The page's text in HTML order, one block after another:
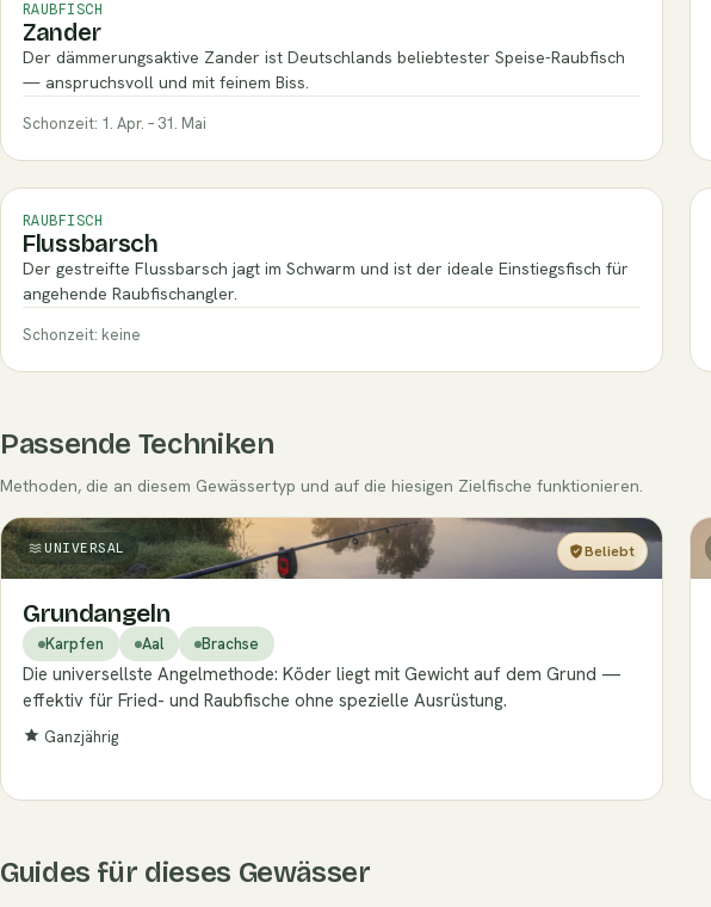
RAUBFISCH
Zander
Der dämmerungsaktive Zander ist Deutschlands beliebtester Speise-Raubfisch
— anspruchsvoll und mit feinem Biss.
Schonzeit: 1. Apr. – 31. Mai
RAUBFISCH
Flussbarsch
Der gestreifte Flussbarsch jagt im Schwarm und ist der ideale Einstiegsfisch für
angehende Raubfischangler.
Schonzeit: keine
Passende Techniken
Methoden, die an diesem Gewässertyp und auf die hiesigen Zielfische funktionieren.
UNIVERSAL Beliebt
Einsteiger
Grundangeln
Karpfen Aal Brachse
Die universellste Angelmethode: Köder liegt mit Gewicht auf dem Grund —
effektiv für Fried- und Raubfische ohne spezielle Ausrüstung.
Ganzjährig
Guides für dieses Gewässer